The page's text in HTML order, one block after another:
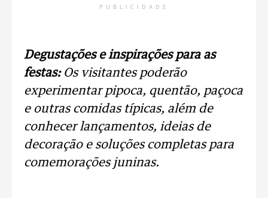
PUBLICIDADE
Degustações e inspirações para as
festas: Os visitantes poderão
experimentar pipoca, quentão, paçoca
e outras comidas típicas, além de
conhecer lançamentos, ideias de
decoração e soluções completas para
comemorações juninas.